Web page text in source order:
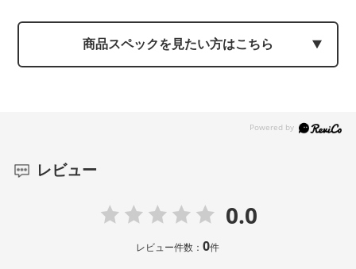
商品スペックを見たい方はこちら
レビュー
0.0
レビュー件数：0件